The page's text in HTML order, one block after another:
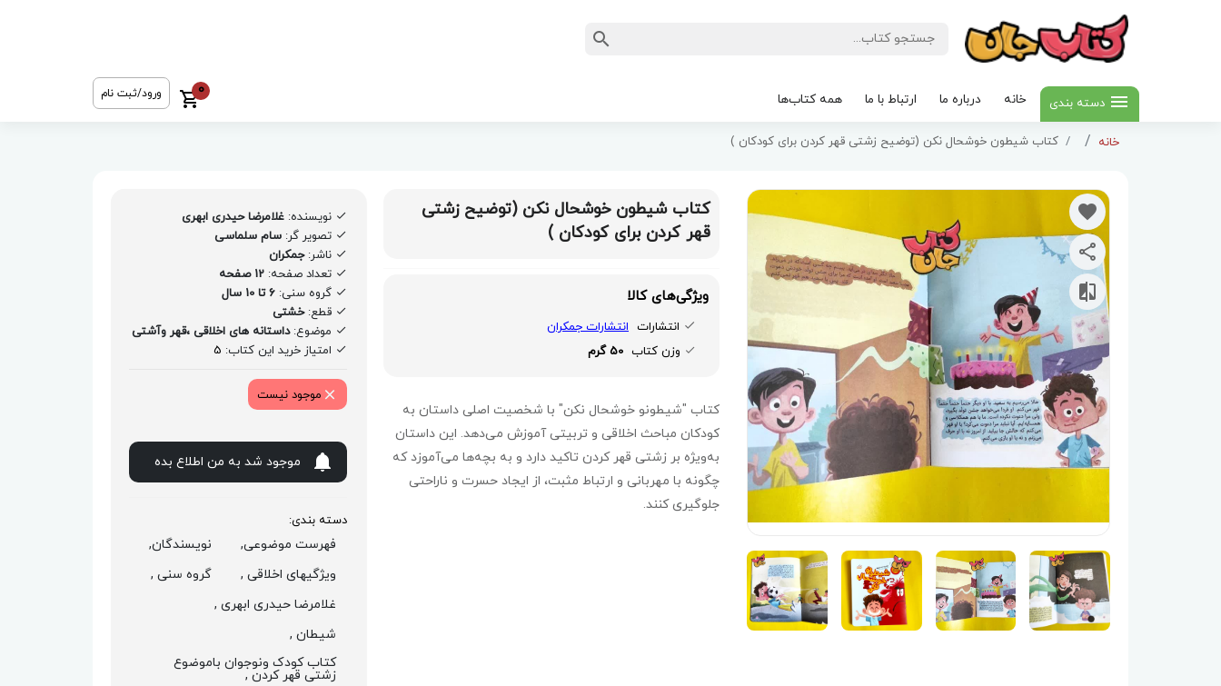
دسته بندی خانه درباره ما ارتباط با ما همه کتاب‌ها
0 ورود/ثبت نام
خانه کتاب شیطون خوشحال نکن (توضیح زشتی قهر کردن برای کودکان )
کتاب شیطون خوشحال نکن (توضیح زشتی
قهر کردن برای کودکان )
ویژگی‌های کالا
انتشارات انتشارات جمکران
وزن کتاب 50 گرم
کتاب "شیطونو خوشحال نکن" با شخصیت اصلی داستان به
کودکان مباحث اخلاقی و تربیتی آموزش می‌دهد. این داستان
به‌ویژه بر زشتی قهر کردن تاکید دارد و به بچه‌ها می‌آموزد که
چگونه با مهربانی و ارتباط مثبت، از ایجاد حسرت و ناراحتی
جلوگیری کنند.
نویسنده: غلامرضا حیدری ابهری
تصویر گر: سام سلماسی
ناشر:جمکران
تعداد صفحه: 12 صفحه
گروه سنی: 6 تا 10 سال
قطع:خشتی
موضوع:داستانه های اخلاقی ،قهر وآشتی
امتیاز خرید این کتاب: 5
موجود نیست
موجود شد به من اطلاع بده
دسته بندی:
فهرست موضوعی,
نویسندگان,
ویژگیهای اخلاقی ,
گروه سنی ,
غلامرضا حیدری ابهری ,
شیطان ,
کتاب کودک ونوجوان باموضوع
زشتی قهر کردن ,